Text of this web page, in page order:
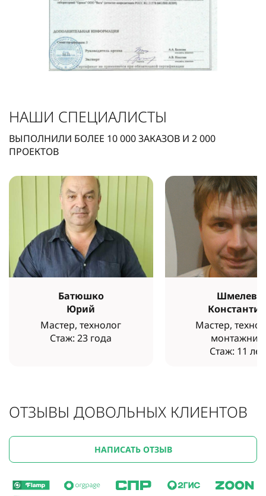
НАШИ СПЕЦИАЛИСТЫ
ВЫПОЛНИЛИ БОЛЕЕ 10 000ЗАКАЗОВ И 2 000
ПРОЕКТОВ
Батюшко
Юрий
Мастер, технолог
Стаж: 23 года
Шмелев
Константин
Мастер,
монтажник
Стаж: 11 лет
ОТЗЫВЫ ДОВОЛЬНЫХ КЛИЕНТОВ
НАПИСАТЬ ОТЗЫВ